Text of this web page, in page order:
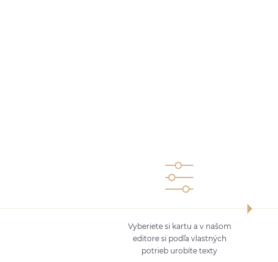
Vyberiete si kartu a v našom
editore si podľa vlastných
potrieb urobíte texty